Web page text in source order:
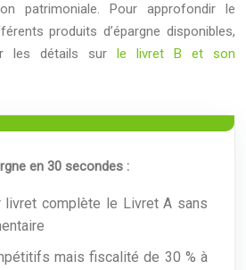
patrimoniale. Pour approfondir le
produits d’épargne disponibles,
les détails sur le livret B et son
en 30 secondes :
livret complète le Livret A sans
mais fiscalité de 30 % à